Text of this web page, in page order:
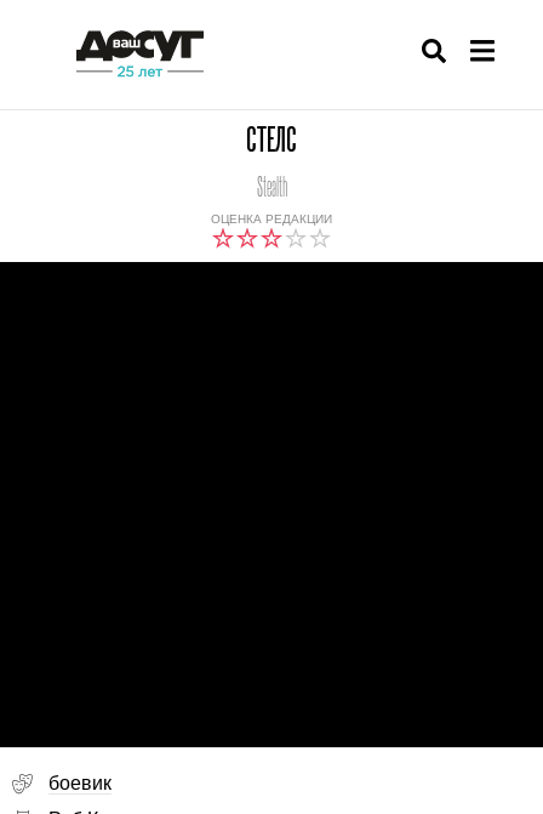
СТЕЛС
ОЦЕНКА РЕДАКЦИИ
Stealth
боевик